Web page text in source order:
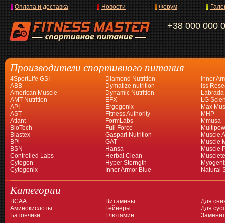
+38 000 000
Оплата и доставка Новости Форум
Производители спортивного питания
4SportLife GSI
ABB
American Muscle
AMT Nutrition
API
AST
Atlant
BioTech
Blastex
BPi
BSN
Controlled Labs
Cytogen
Cytogenix
Diamond Nutrition
Dymatize nutrition
Dynamic Nutrition
EFX
Ergogenix
Fitness Authority
FormLabs
Full Force
Gaspari Nutrition
GAT
Hansa
Herbal Clean
Hyper Sterngth
Inner Armor Blue
Inner
Iss
Labrada
LG
Max
MHP
Mmusa
Muscle
Muscle
Muscle
Natural
Категории
BCAA
Аминокислоты
Батончики
Витамины
Гейнеры
Глютамин
Для
Для